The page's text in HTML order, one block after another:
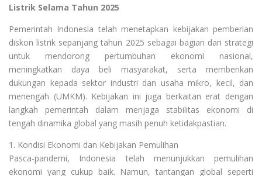
Listrik Selama Tahun 2025
Pemerintah Indonesia telah menetapkan kebijakan pemberian
diskon listrik sepanjang tahun 2025 sebagai bagian dari strategi
untuk mendorong pertumbuhan ekonomi nasional,
meningkatkan daya beli masyarakat, serta memberikan
dukungan kepada sektor industri dan usaha mikro, kecil, dan
menengah (UMKM). Kebijakan ini juga berkaitan erat dengan
langkah pemerintah dalam menjaga stabilitas ekonomi di
tengah dinamika global yang masih penuh ketidakpastian.
1. Kondisi Ekonomi dan Kebijakan Pemulihan
Pasca-pandemi, Indonesia telah menunjukkan pemulihan
ekonomi yang cukup baik. Namun, tantangan global seperti